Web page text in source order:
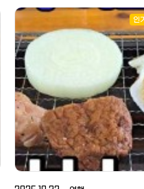
https://open.kakao.com/o/
일본인·외국인 → LINE 오픈챗
プンチャット「TOKYO TASTE
CREW ????????」
https://line.me/ti/g2/
※ 카카오톡을 쓰지 않으시는 분
LINE으로 입장하셔도 됩니다. 편하
신 채널로 입장해주세요. 문의:
tokyotastecrew@gmail.com
에 대한 관심이 뜨겁기도 했었는
이미 그전에 아빠어디가, VJ특공대,
캐시미어 화보촬영까지 뉴질랜드의
풍경을 담아간 TV프로그램들이
희 홍길동투어와 함께 했다는거
고계시나요 ? 많은 경력의 베테랑
가이드분들과 오랜 경력의 저희
장님을 믿고 현지 코디를 맡겨주
어요~ 뉴질랜드의 대자연을 느끼며
신나는 시간을 보냈던 '아빠어디
팀 ! 현장에 함께 하셨던 저희 사장
님도 송종국,윤민수,이종혁씨와
께 인증샷을 남기기도 했는데 사진
뒤로 보이는 배경이 정말 아름답
? vj 특공대가 뉴질랜드에 방문했을
때도 저희 홍길동 투어가 함께였습
니다. ^^ 로토루아, 그리고 와이토모,
인